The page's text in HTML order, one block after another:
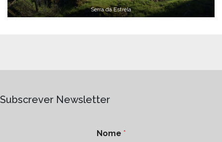
Serra da Estrela
Subscrever Newsletter
Nome *